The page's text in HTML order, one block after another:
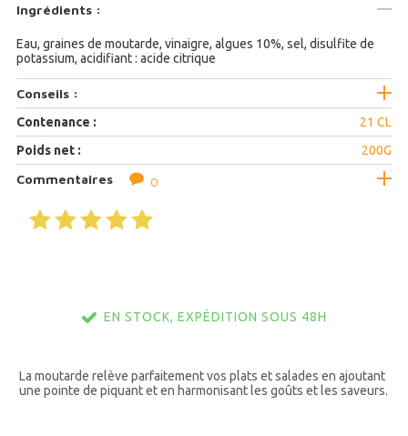
Ingrédients :
Eau, graines de moutarde, vinaigre, algues 10%, sel, disulfite de
potassium, acidifiant : acide citrique
Conseils :
Contenance :
21 CL
Poids net :
200G
Commentaires 0
EN STOCK, EXPÉDITION SOUS 48H
La moutarde relève parfaitement vos plats et salades en ajoutant
une pointe de piquant et en harmonisant les goûts et les saveurs.